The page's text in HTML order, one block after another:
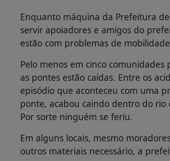
Enquanto máquina da Prefeitura
servir apoiadores e amigos do
estão com problemas de
Pelo menos em cinco
as pontes estão caídas. Entre os
episódio que aconteceu com uma
ponte, acabou caindo dentro do
Por sorte ninguém se feriu.
Em alguns locais, mesmo
outros materiais necessário, a